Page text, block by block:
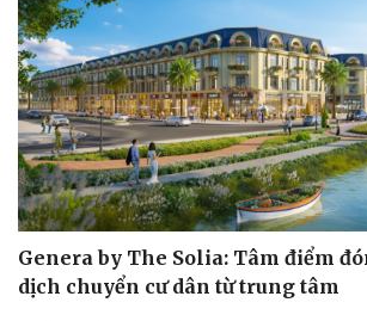
Genera by The Solia: Tâm điểm
dịch chuyển cư dân từ trung tâm